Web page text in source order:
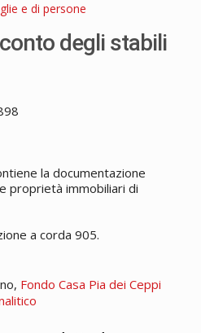
e di persone
degli stabili
la documentazione
proprietà immobiliari di
a corda 905.
Fondo Casa Pia dei Ceppi